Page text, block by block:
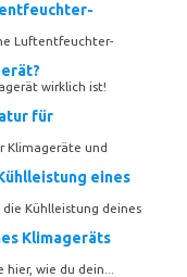
Luftentfeuchter-
wirklich ist!
für
Klimageräte und
eines
Kühlleistung deines
Klimageräts
wie du dein...